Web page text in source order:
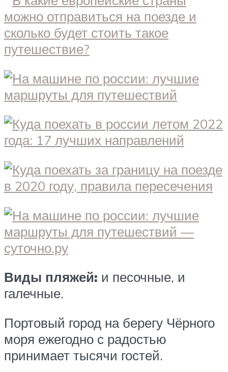
Виды пляжей: и песочные, и
галечные.
Портовый город на берегу Чёрного
моря ежегодно с радостью
принимает тысячи гостей.